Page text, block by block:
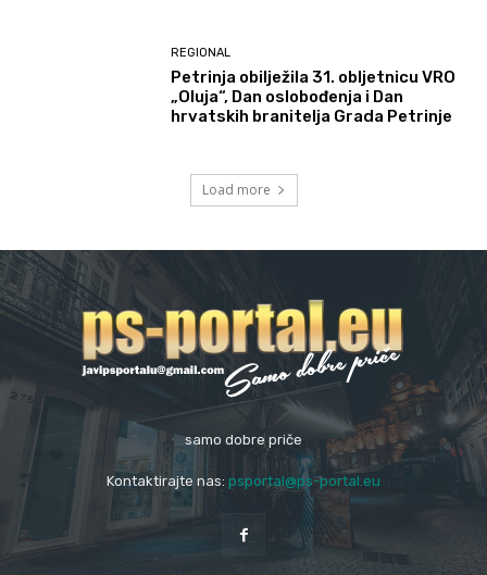
REGIONAL
Petrinja obilježila 31. obljetnicu VRO
„Oluja“, Dan oslobođenja i Dan
hrvatskih branitelja Grada Petrinje
Load more
samo dobre priče
Kontaktirajte nas: psportal@ps-portal.eu